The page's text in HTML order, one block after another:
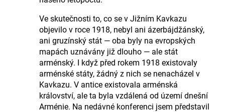
Ve skutečnosti to, co se v Jižním Kavkazu
objevilo v roce 1918, nebyl ani ázerbájdžánský,
ani gruzínský stát — oba byly na evropských
mapách uznávány již dlouho — ale stát
arménský. I když před rokem 1918 existovaly
arménské státy, žádný z nich se nenacházel v
Kavkazu. V antice existovala arménská
království, ale ta byla vzdálená od území dnešní
Arménie. Na nedávné konferenci jsem představil